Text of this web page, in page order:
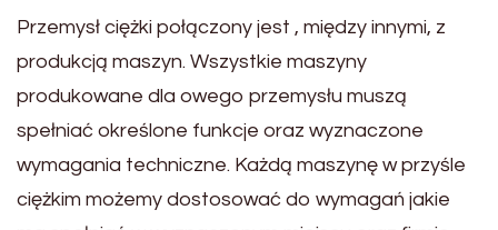
Przemysł ciężki połączony jest , między innymi, z
produkcją maszyn. Wszystkie maszyny
produkowane dla owego przemysłu muszą
spełniać określone funkcje oraz wyznaczone
wymagania techniczne. Każdą maszynę w przyśle
ciężkim możemy dostosować do wymagań jakie